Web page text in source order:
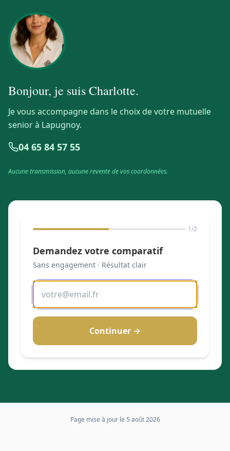
Bonjour, je suisCharlotte.
Je vous accompagne dans le choix de votre mutuelle
senior à Lapugnoy.
04 65 84 57 55
Aucune transmission, aucune revente de vos coordonnées.
1/2
Demandez votre comparatif
Sans engagement · Résultat clair
Continuer →
Page mise à jour le 5 août 2026